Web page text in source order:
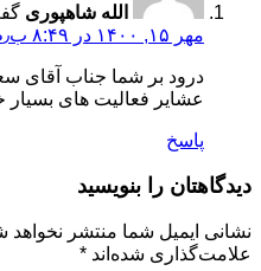
الله شاهپوری
مهر ۱۵, ۱۴۰۰ در ۸:۴۹ ب٫ظ
درود بر شما جناب آقای
عشایر فعالیت های بسیار
پاسخ
دیدگاهتان را بنویسید
نشانی ایمیل شما منتشر نخواهد
علامت‌گذاری شده‌اند *